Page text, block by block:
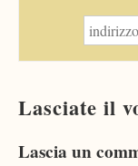
Lasciate il
Lascia un